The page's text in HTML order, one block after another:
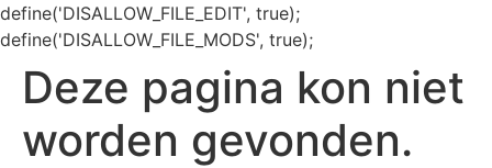
define('DISALLOW_FILE_EDIT', true);
define('DISALLOW_FILE_MODS', true);
Deze pagina kon niet
worden gevonden.